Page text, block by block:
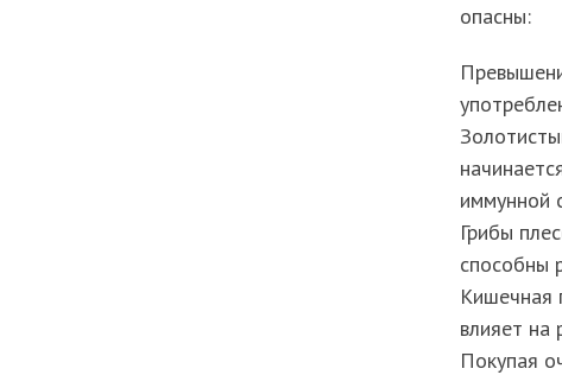
опасны:
иммунной
Грибы
способны
Кишечная
влияет на
Покупая